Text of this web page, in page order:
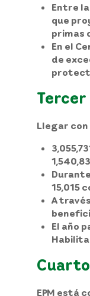
Entre
que
primas
En el
de
Llegar con
15,015
A
El año
EPM está